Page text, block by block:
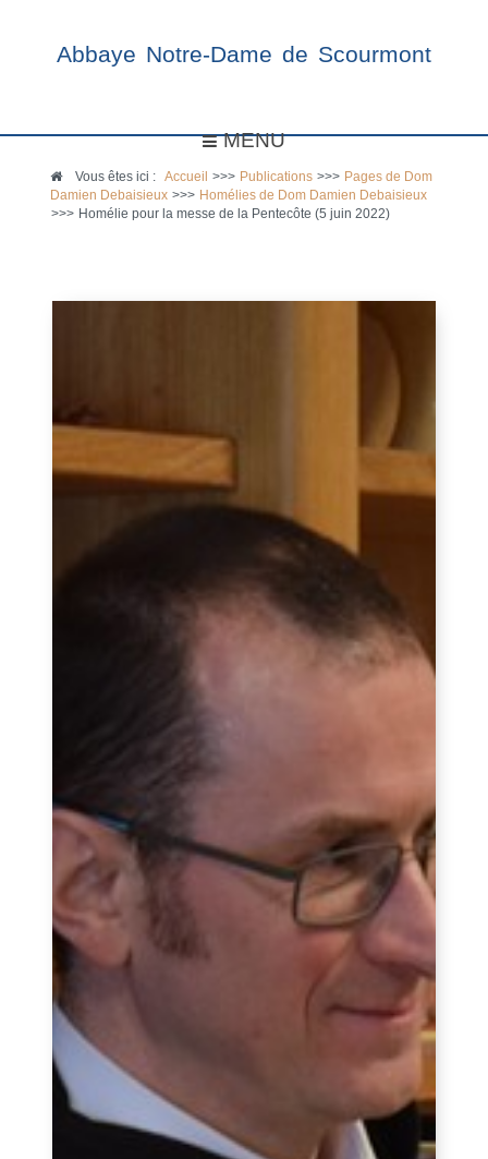
Abbaye Notre-Dame de Scourmont
MENU
Vous êtes ici :Accueil >>> Publications >>> Pages de Dom
Damien Debaisieux >>> Homélies de Dom Damien Debaisieux
>>> Homélie pour la messe de la Pentecôte (5 juin 2022)